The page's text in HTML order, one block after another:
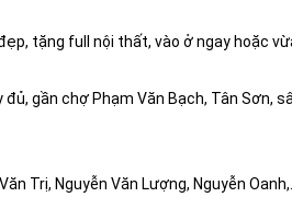
tặng full nội thất, vào ở ngay hoặc
gần chợ Phạm Văn Bạch, Tân Sơn,
Trị, Nguyễn Văn Lượng, Nguyễn